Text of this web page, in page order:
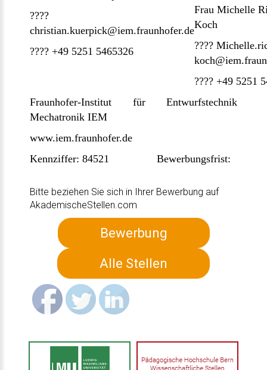
????
christian.kuerpick@iem.fraunhofer.de
???? +49 5251 5465326
Frau Michelle
Koch
????
???? +49 5251
Fraunhofer-Institut für Entwurfstechnik
Mechatronik IEM
www.iem.fraunhofer.de
Kennziffer: 84521 Bewerbungsfrist:
Bitte beziehen Sie sich in Ihrer Bewerbung auf
AkademischeStellen.com
Bewerbung
Alle Stellen